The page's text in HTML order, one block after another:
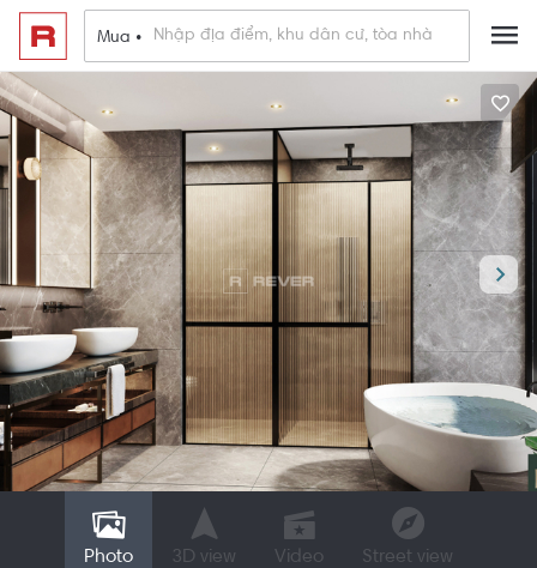
Mua •
Photo 3D view Video Street view